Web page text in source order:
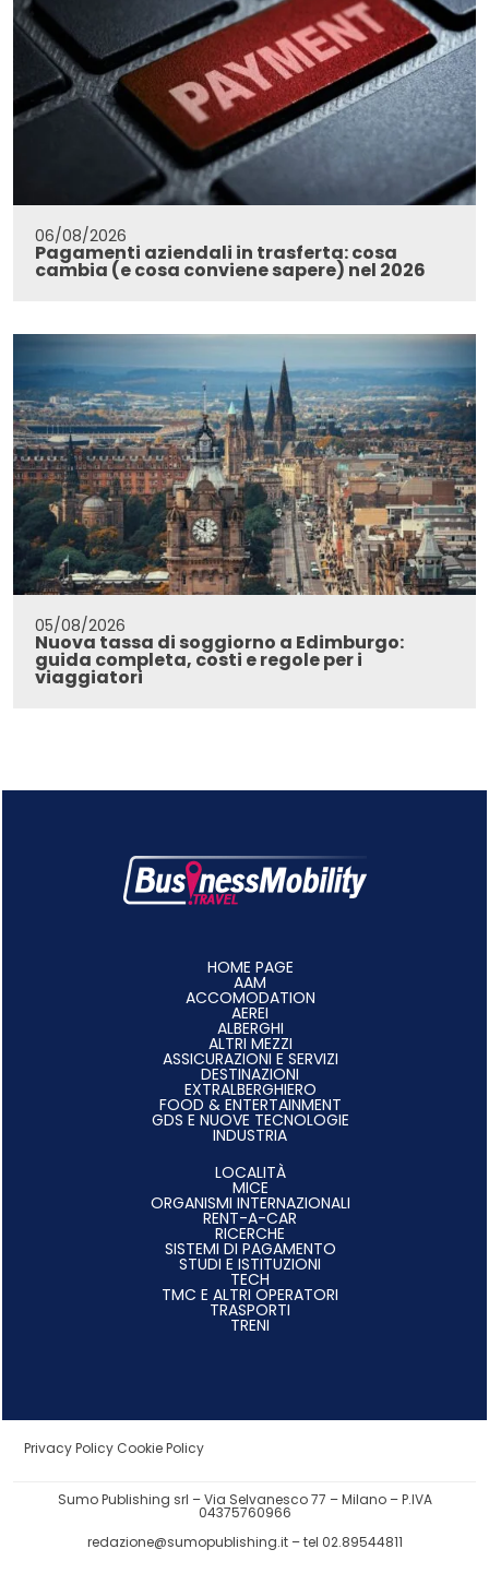
06/08/2026
Pagamenti aziendali in trasferta: cosa
cambia (e cosa conviene sapere) nel 2026
05/08/2026
Nuova tassa di soggiorno a Edimburgo:
guida completa, costi e regole per i
viaggiatori
HOME PAGE
AAM
ACCOMODATION
AEREI
ALBERGHI
ALTRI MEZZI
ASSICURAZIONI E SERVIZI
DESTINAZIONI
EXTRALBERGHIERO
FOOD & ENTERTAINMENT
GDS E NUOVE TECNOLOGIE
INDUSTRIA
LOCALITÀ
MICE
ORGANISMI INTERNAZIONALI
RENT-A-CAR
RICERCHE
SISTEMI DI PAGAMENTO
STUDI E ISTITUZIONI
TECH
TMC E ALTRI OPERATORI
TRASPORTI
TRENI
Privacy Policy Cookie Policy
Sumo Publishing srl – Via Selvanesco 77 – Milano – P.IVA
04375760966
redazione@sumopublishing.it– tel 02.89544811